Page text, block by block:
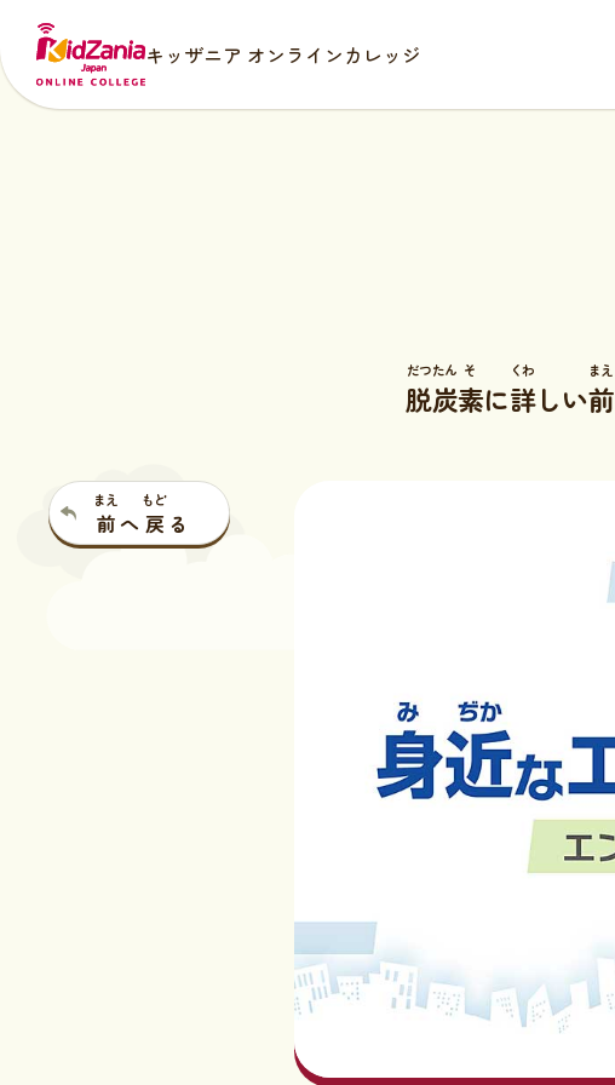
キッザニア オンラインカレッジ
脱
だつ
炭
たん
素
そ
に詳
くわ
しい前
まえ
前
まえ
へ 戻
もど
る